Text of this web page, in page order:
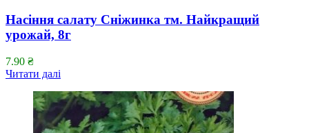
Насіння салату Сніжинка тм. Найкращий
урожай, 8г
7.90 ₴
Читати далі